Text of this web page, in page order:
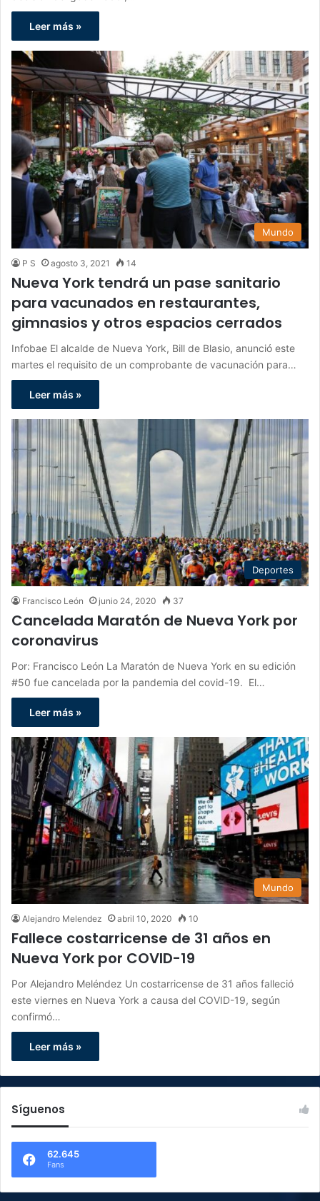
Leer más »
Mundo
P S agosto 3, 2021 14
Nueva York tendrá un pase sanitario
para vacunados en restaurantes,
gimnasios y otros espacios cerrados
Infobae El alcalde de Nueva York, Bill de Blasio, anunció este
martes el requisito de un comprobante de vacunación para…
Leer más »
Deportes
Francisco León junio 24, 2020 37
Cancelada Maratón de Nueva York por
coronavirus
Por: Francisco León La Maratón de Nueva York en su edición
#50 fue cancelada por la pandemia del covid-19. El…
Leer más »
Mundo
Alejandro Melendez abril 10, 2020 10
Fallece costarricense de 31 años en
Nueva York por COVID-19
Por Alejandro Meléndez Un costarricense de 31 años falleció
este viernes en Nueva York a causa del COVID-19, según
confirmó…
Leer más »
Síguenos
62.645
Fans